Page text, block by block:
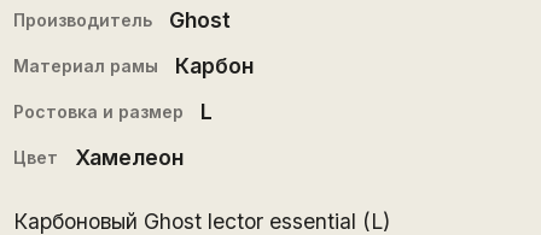
Производитель Ghost
Материал рамы Карбон
Ростовка и размер L
Цвет Хамелеон
Карбоновый Ghost lector essential (L)